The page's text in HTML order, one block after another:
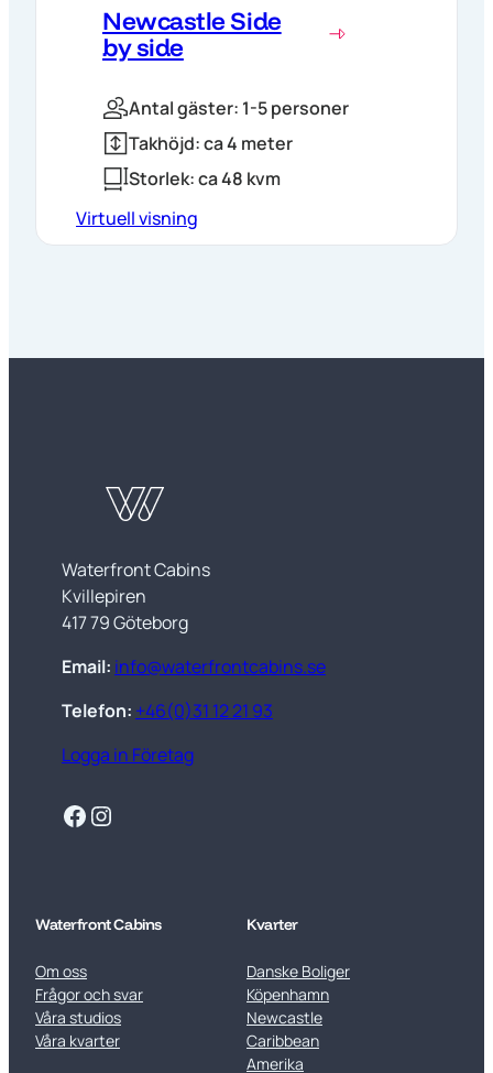
Newcastle Side
by side
Antal gäster: 1-5 personer
Takhöjd: ca 4 meter
Storlek: ca 48 kvm
Virtuell visning
Waterfront Cabins
Kvillepiren
417 79 Göteborg
Email: info@waterfrontcabins.se
Telefon: +46(0)31 12 21 93
Logga in Företag
Facebook
Instagram
Waterfront Cabins
Om oss
Frågor och svar
Våra studios
Våra kvarter
Kvarter
Danske Boliger
Köpenhamn
Newcastle
Caribbean
Amerika